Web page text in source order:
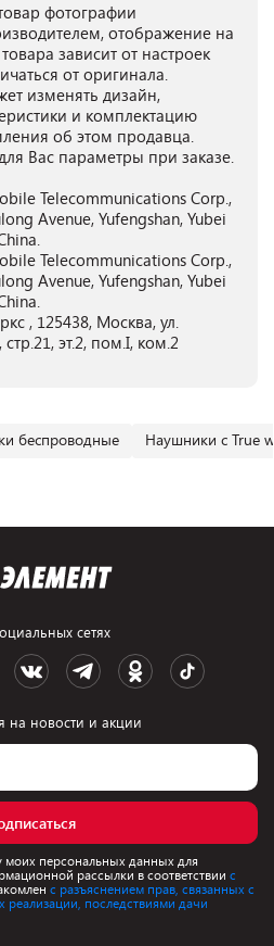
фотографии
отображение на
зависит от настроек
от оригинала.
изменять дизайн,
и комплектацию
об этом продавца.
Вас параметры при заказе.
Telecommunications Corp.,
Avenue, Yufengshan, Yubei
Telecommunications Corp.,
Avenue, Yufengshan, Yubei
, 125438, Москва, ул.
эт.2, пом.I, ком.2
беспроводные Наушники с True
сетях
на новости и акции
моих персональных данных для
рассылки в соответствии с
с разъяснением прав, связанных с
последствиями дачи